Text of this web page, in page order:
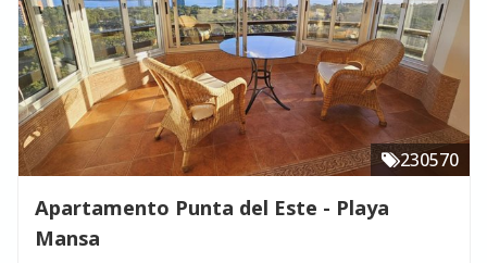
230570
Apartamento Punta del Este - Playa
Mansa